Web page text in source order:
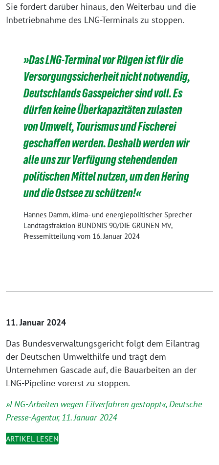
Sie fordert darüber hinaus, den Weiterbau und die
Inbetriebnahme des LNG-Terminals zu stoppen.
»Das LNG-Terminal vor Rügen ist für die
Versorgungssicherheit nicht notwendig,
Deutschlands Gasspeicher sind voll. Es
dürfen keine Überkapazitäten zulasten
von Umwelt, Tourismus und Fischerei
geschaffen werden. Deshalb werden wir
alle uns zur Verfügung stehendenden
politischen Mittel nutzen, um den Hering
und die Ostsee zu schützen!«
Hannes Damm, klima- und energiepolitischer Sprecher
Landtagsfraktion BÜNDNIS 90/DIE GRÜNEN MV,
Pressemitteilung vom 16. Januar 2024
11. Januar 2024
Das Bundesverwaltungsgericht folgt dem Eilantrag
der Deutschen Umwelthilfe und trägt dem
Unternehmen Gascade auf, die Bauarbeiten an der
LNG-Pipeline vorerst zu stoppen.
»LNG-Arbeiten wegen Eilverfahren gestoppt«, Deutsche
Presse-Agentur, 11. Januar 2024
ARTIKEL LESEN